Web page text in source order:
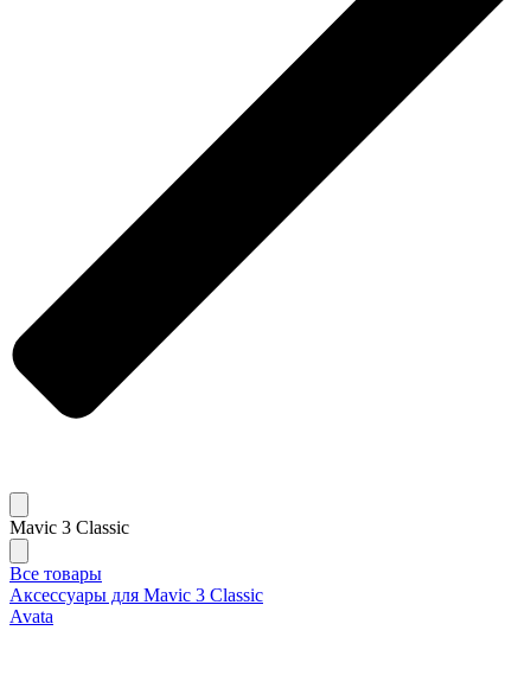
Mavic 3 Classic
Все товары
Аксессуары для Mavic 3 Classic
Avata